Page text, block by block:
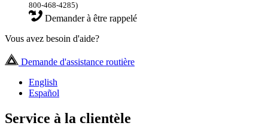
800-468-4285)
Demander à être rappelé
Vous avez besoin d'aide?
Demande d'assistance routière
English
Español
Service à la clientèle